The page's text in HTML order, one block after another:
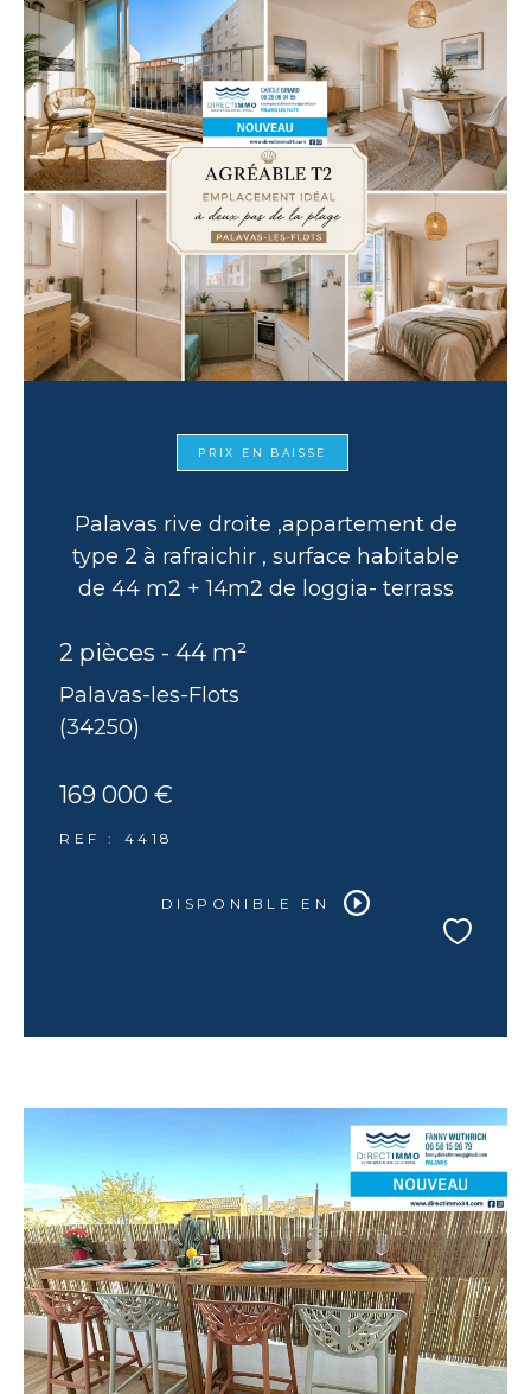
PRIX EN BAISSE
Palavas rive droite ,appartement de
type 2 à rafraichir , surface habitable
de 44 m2 + 14m2 de loggia- terrass
2 pièces - 44 m²
Palavas-les-Flots
(34250)
169 000 €
REF : 4418
DISPONIBLE EN